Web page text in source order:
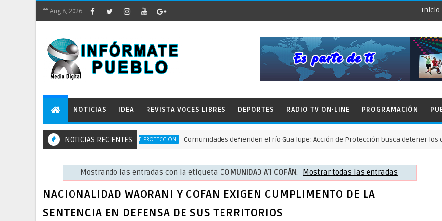
Aug 8, 2026 Inicio
NOTICIAS IDEA REVISTA VOCES LIBRES DEPORTES RADIO TV ON-LINE PROGRAMACIÓN
NOTICIAS RECIENTES
ACCIÓN DE PROTECCIÓN Comunidades defienden el río Guallupe: Acción de Protección busca detener los daños
Mostrando las entradas con la etiqueta COMUNIDAD A´I COFÁN. Mostrar todas las entradas
NACIONALIDAD WAORANI Y COFAN EXIGEN CUMPLIMENTO DE LA
SENTENCIA EN DEFENSA DE SUS TERRITORIOS